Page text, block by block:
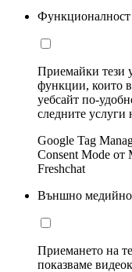
Функционалност
Приемайки тези
функции, които
уебсайт по-
следните услуги
Google Tag
Consent Mode от
Freshchat
Външно
Приемането на
показваме